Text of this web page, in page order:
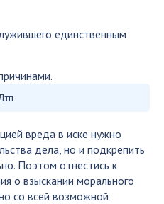
единственным
вреда в иске нужно
дела, но и подкрепить
Поэтом отнестись к
о взыскании морального
со всей возможной